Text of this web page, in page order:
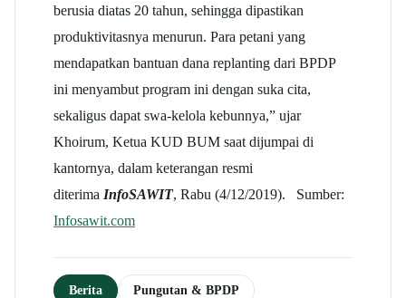
berusia diatas 20 tahun, sehingga dipastikan
produktivitasnya menurun. Para petani yang
mendapatkan bantuan dana replanting dari BPDP
ini menyambut program ini dengan suka cita,
sekaligus dapat swa-kelola kebunnya,” ujar
Khoirum, Ketua KUD BUM saat dijumpai di
kantornya, dalam keterangan resmi
diterima InfoSAWIT, Rabu (4/12/2019). Sumber:
Infosawit.com
Berita Pungutan & BPDP